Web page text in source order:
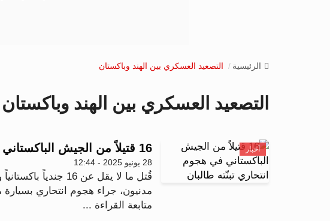
الرئيسية التصعيد العسكري بين الهند وباكستان
التصعيد العسكري بين الهند وباكستان
أخبار 16 قتيلاً من الجيش الباكستاني في هجوم انتحاري تبنّته طالبان
28 يونيو 2025 - 12:44
مدنيون، جراء هجوم انتحاري
متابعة القراءة ...